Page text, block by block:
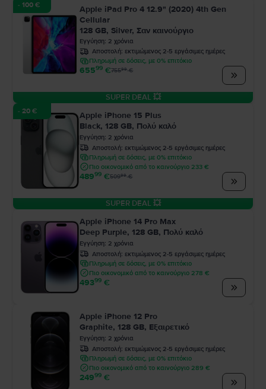
- 100 €
Apple iPad Pro 4 12.9" (2020) 4th Gen
Cellular
128 GB, Silver, Σαν καινούργιο
Εγγύηση: 2 χρόνια
Αποστολή: εκτιμώμενος 2-5 εργάσιμες ημέρες
Πληρωμή σε δόσεις, με 0% επιτόκιο
65599 €75599€
SUPER DEAL 💥
- 20 €
Apple iPhone 15 Plus
Black, 128 GB, Πολύ καλό
Εγγύηση: 2 χρόνια
Αποστολή: εκτιμώμενος 2-5 εργάσιμες ημέρες
Πληρωμή σε δόσεις, με 0% επιτόκιο
Πιο οικονομικό από το καινούργιο 233 €
48999 €50999€
SUPER DEAL 💥
Apple iPhone 14 Pro Max
Deep Purple, 128 GB, Πολύ καλό
Εγγύηση: 2 χρόνια
Αποστολή: εκτιμώμενος 2-5 εργάσιμες ημέρες
Πληρωμή σε δόσεις, με 0% επιτόκιο
Πιο οικονομικό από το καινούργιο 278 €
49399 €
Apple iPhone 12 Pro
Graphite, 128 GB, Εξαιρετικό
Εγγύηση: 2 χρόνια
Αποστολή: εκτιμώμενος 2-5 εργάσιμες ημέρες
Πληρωμή σε δόσεις, με 0% επιτόκιο
Πιο οικονομικό από το καινούργιο 289 €
24999 €